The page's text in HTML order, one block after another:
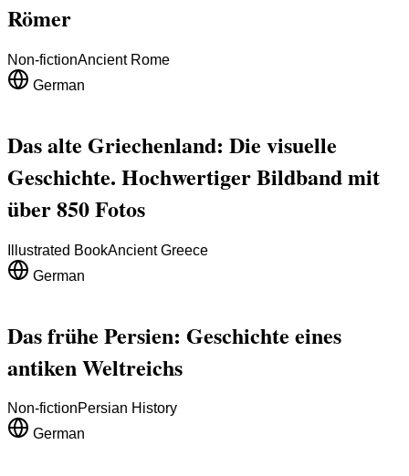
Römer
Non-fictionAncient Rome
German
Das alte Griechenland: Die visuelle
Geschichte. Hochwertiger Bildband mit
über 850 Fotos
Illustrated BookAncient Greece
German
Das frühe Persien: Geschichte eines
antiken Weltreichs
Non-fictionPersian History
German